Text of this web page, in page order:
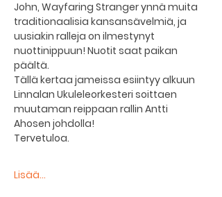
John, Wayfaring Stranger ynnä muita
traditionaalisia kansansävelmiä, ja
uusiakin ralleja on ilmestynyt
nuottinippuun! Nuotit saat paikan
päältä.
Tällä kertaa jameissa esiintyy alkuun
Linnalan Ukuleleorkesteri soittaen
muutaman reippaan rallin Antti
Ahosen johdolla!
Tervetuloa.
Lisää...